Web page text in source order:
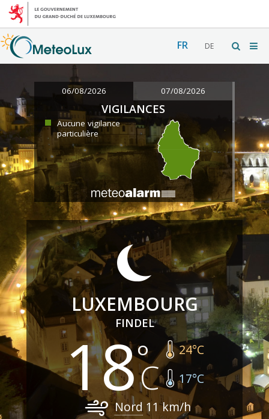
FR DE
06/08/2026 07/08/2026
VIGILANCES
Aucune vigilance
particulière
LUXEMBOURG
FINDEL
18 24°C
17°C
Nord 11km/h